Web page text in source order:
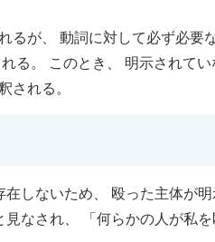
るが、 動詞に対して必ず必要
る。 このとき、 明示されて
される。
在しないため、 殴った主体が
見なされ、 「何らかの人が私